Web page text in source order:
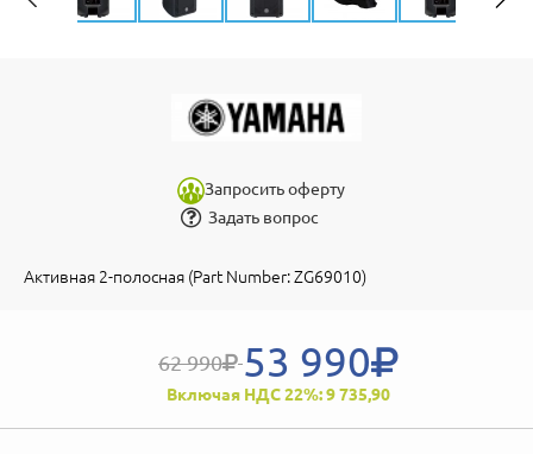
Запросить оферту
Задать вопрос
Активная 2-полосная (Part Number: ZG69010)
62 990 53 990
Включая НДС 22%: 9 735,90